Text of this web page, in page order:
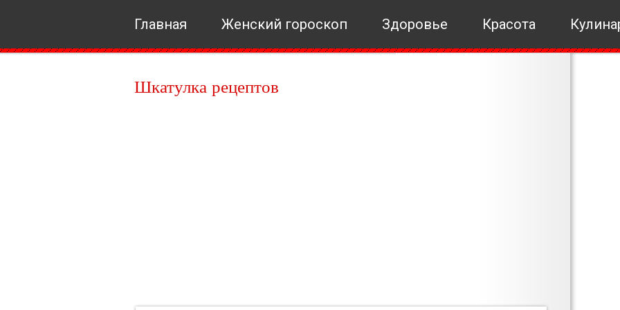
Главная Женский гороскоп Здоровье Красота
Шкатулка рецептов